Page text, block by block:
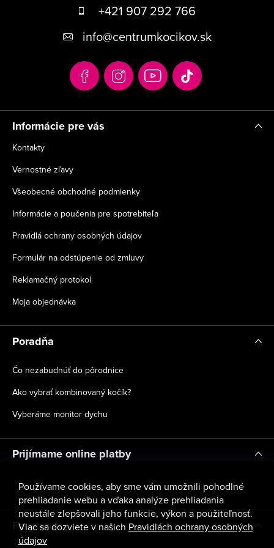
Používame cookies, aby sme vám umožnili pohodlné
prehliadanie webu a vďaka analýze prehliadania
neustále zlepšovali jeho funkcie, výkon a použiteľnosť.
Viac sa dozviete v našich Pravidlách ochrany osobných
údajov
e
+421 907 292 766
info@centrumkocikov.sk
Informácie pre vás
Kontakty
Vernostné zľavy
Všeobecné obchodné podmienky
Informácie a poučenia pre spotrebiteľa
Pravidlá ochrany osobných údajov
Formulár na odstúpenie od zmluvy
Reklamačný protokol
Moja objednávka
Poradňa
Čo nezabudnúť do pôrodnice
Ako vybrať kombinovaný kočík?
Vyberáme monitor dychu
Prijímame online platby
Facebook